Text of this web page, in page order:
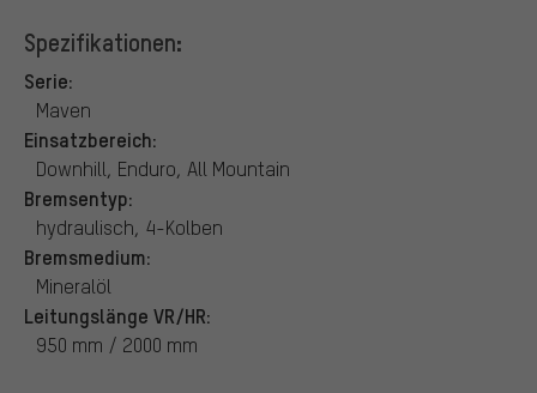
Spezifikationen:
Serie:
Maven
Einsatzbereich:
Downhill, Enduro, All Mountain
Bremsentyp:
hydraulisch, 4-Kolben
Bremsmedium:
Mineralöl
Leitungslänge VR/HR:
950 mm / 2000 mm